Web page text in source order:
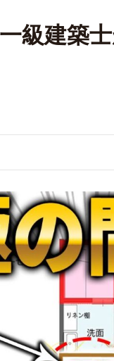
級建築